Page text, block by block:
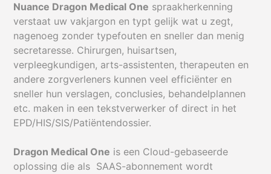
Nuance Dragon Medical One spraakherkenning
verstaat uw vakjargon en typt gelijk wat u zegt,
nagenoeg zonder typefouten en sneller dan menig
secretaresse. Chirurgen, huisartsen,
verpleegkundigen, arts-assistenten, therapeuten en
andere zorgverleners kunnen veel efficiënter en
sneller hun verslagen, conclusies, behandelplannen
etc. maken in een tekstverwerker of direct in het
EPD/HIS/SIS/Patiëntendossier.
Dragon Medical One is een Cloud-gebaseerde
oplossing die als SAAS-abonnement wordt